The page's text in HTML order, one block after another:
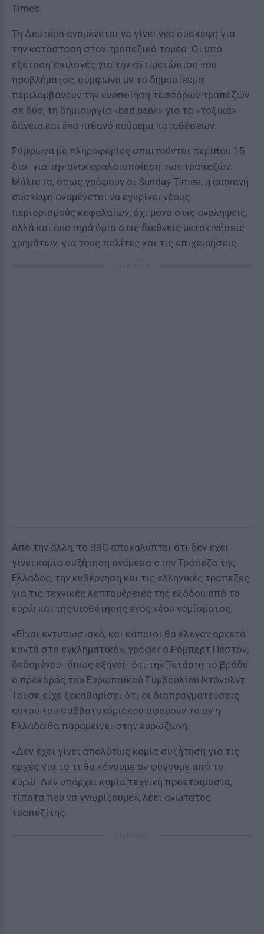
Times.
Τη Δευτέρα αναμένεται να γίνει νέα σύσκεψη για
την κατάσταση στον τραπεζικό τομέα. Οι υπό
εξέταση επιλογές για την αντιμετώπιση του
προβλήματος, σύμφωνα με το δημοσίευμα
περιλαμβάνουν την ενοποίηση τεσσάρων τραπεζών
σε δύο, τη δημιουργία «bad bank» για τα «τοξικά»
δάνεια και ένα πιθανό κούρεμα καταθέσεων.
Σύμφωνα με πληροφορίες απαιτούνται περίπου 15
δισ. για την ανακεφαλαιοποίηση των τραπεζών.
Μάλιστα, όπως γράφουν οι Sunday Times, η αυριανή
σύσκεψη αναμένεται να εγκρίνει νέους
περιορισμούς κεφαλαίων, όχι μόνο στις αναλήψεις,
αλλά και αυστηρά όρια στις διεθνείς μετακινήσεις
χρημάτων, για τους πολίτες και τις επιχειρήσεις.
Από την άλλη, το BBC αποκαλύπτει ότι δεν έχει
γίνει καμία συζήτηση ανάμεσα στην Τράπεζα της
Ελλάδος, την κυβέρνηση και τις ελληνικές τράπεζες
για τις τεχνικές λεπτομέρειες της εξόδου από το
ευρώ και της υιοθέτησης ενός νέου νομίσματος.
«Είναι εντυπωσιακό, και κάποιοι θα έλεγαν αρκετά
κοντά στο εγκληματικό», γράφει ο Ρόμπερτ Πέστον,
δεδομένου- όπως εξηγεί- ότι την Τετάρτη το βράδυ
ο πρόεδρος του Ευρωπαϊκού Συμβουλίου Ντόναλντ
Τουσκ είχε ξεκαθαρίσει ότι οι διαπραγματεύσεις
αυτού του σαββατοκύριακου αφορούν το αν η
Ελλάδα θα παραμείνει στην ευρωζώνη.
«Δεν έχει γίνει απολύτως καμία συζήτηση για τις
αρχές για το τι θα κάνουμε αν φύγουμε από το
ευρώ. Δεν υπάρχει καμία τεχνική προετοιμασία,
τίποτα που να γνωρίζουμε», λέει ανώτατος
τραπεζίτης.